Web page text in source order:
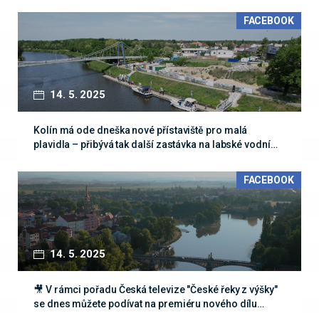
14. 5. 2025
FACEBOOK
Kolín má ode dneška nové přístaviště pro malá
plavidla – přibývá tak další zastávka na labské vodní…
14. 5. 2025
FACEBOOK
🎥 V rámci pořadu Česká televize "České řeky z výšky"
se dnes můžete podívat na premiéru nového dílu…